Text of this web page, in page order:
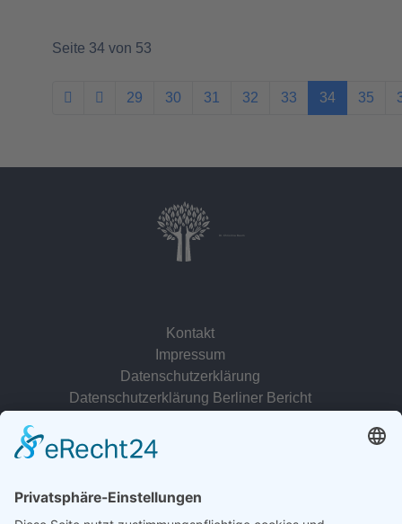
Seite 34 von 53
29 30 31 32 33 34 35
Dr. Christina Baum
Kontakt
Impressum
Datenschutzerklärung
Datenschutzerklärung Berliner Bericht